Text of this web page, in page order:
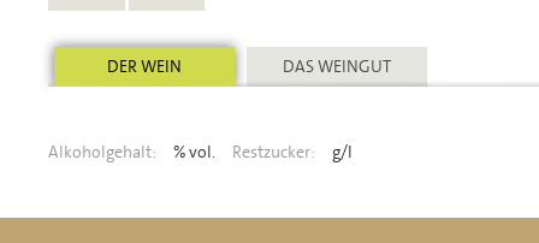
DER WEIN DAS WEINGUT
Alkoholgehalt: % vol. Restzucker: g/l